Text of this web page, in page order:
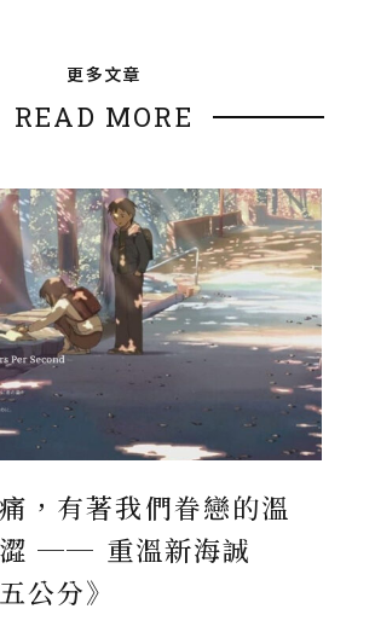
更多文章
READ MORE
，有著我們眷戀的溫
── 重溫新海誠
公分》